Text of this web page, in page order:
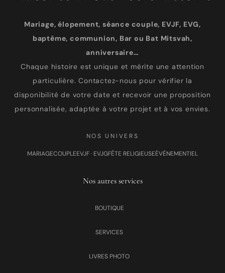
Mariage, élopement, séance couple, EVJF, EVG,
baptême, communion, Bar ou Bat Mitsvah,
anniversaire…
Chaque histoire est unique et mérite une attention
particulière. Contactez-nous pour vérifier la
disponibilité de votre date et recevoir une proposition
personnalisée, adaptée à votre projet et à vos envies.
NOS UNIVERS
MARIAGECOUPLEEVJF · EVJGFÊTE RELIGIEUSEÉVÉNEMENTIEL
Nos autres services
BOUTIQUE
SERVICES
LIVRES PHOTO